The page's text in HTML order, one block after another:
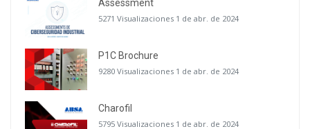
Assessment
5271 Visualizaciones 1 de abr. de 2024
P1C Brochure
9280 Visualizaciones 1 de abr. de 2024
Charofil
5795 Visualizaciones 1 de abr. de 2024